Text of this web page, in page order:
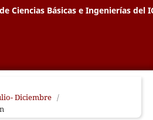
Ciencias Básicas e Ingenierías del
Diciembre /